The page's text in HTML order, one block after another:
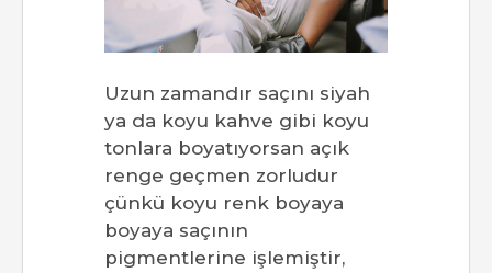
Uzun zamandır saçını siyah
ya da koyu kahve gibi koyu
tonlara boyatıyorsan açık
renge geçmen zorludur
çünkü koyu renk boyaya
boyaya saçının
pigmentlerine işlemiştir,